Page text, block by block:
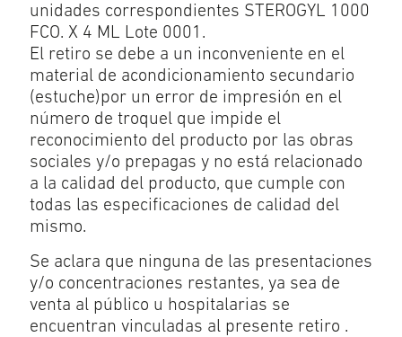
unidades correspondientes STEROGYL 1000
FCO. X 4 ML Lote 0001.
El retiro se debe a un inconveniente en el
material de acondicionamiento secundario
(estuche)por un error de impresión en el
número de troquel que impide el
reconocimiento del producto por las obras
sociales y/o prepagas y no está relacionado
a la calidad del producto, que cumple con
todas las especificaciones de calidad del
mismo.
Se aclara que ninguna de las presentaciones
y/o concentraciones restantes, ya sea de
venta al público u hospitalarias se
encuentran vinculadas al presente retiro .